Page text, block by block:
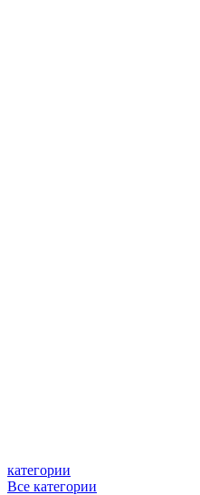
категории
Все категории